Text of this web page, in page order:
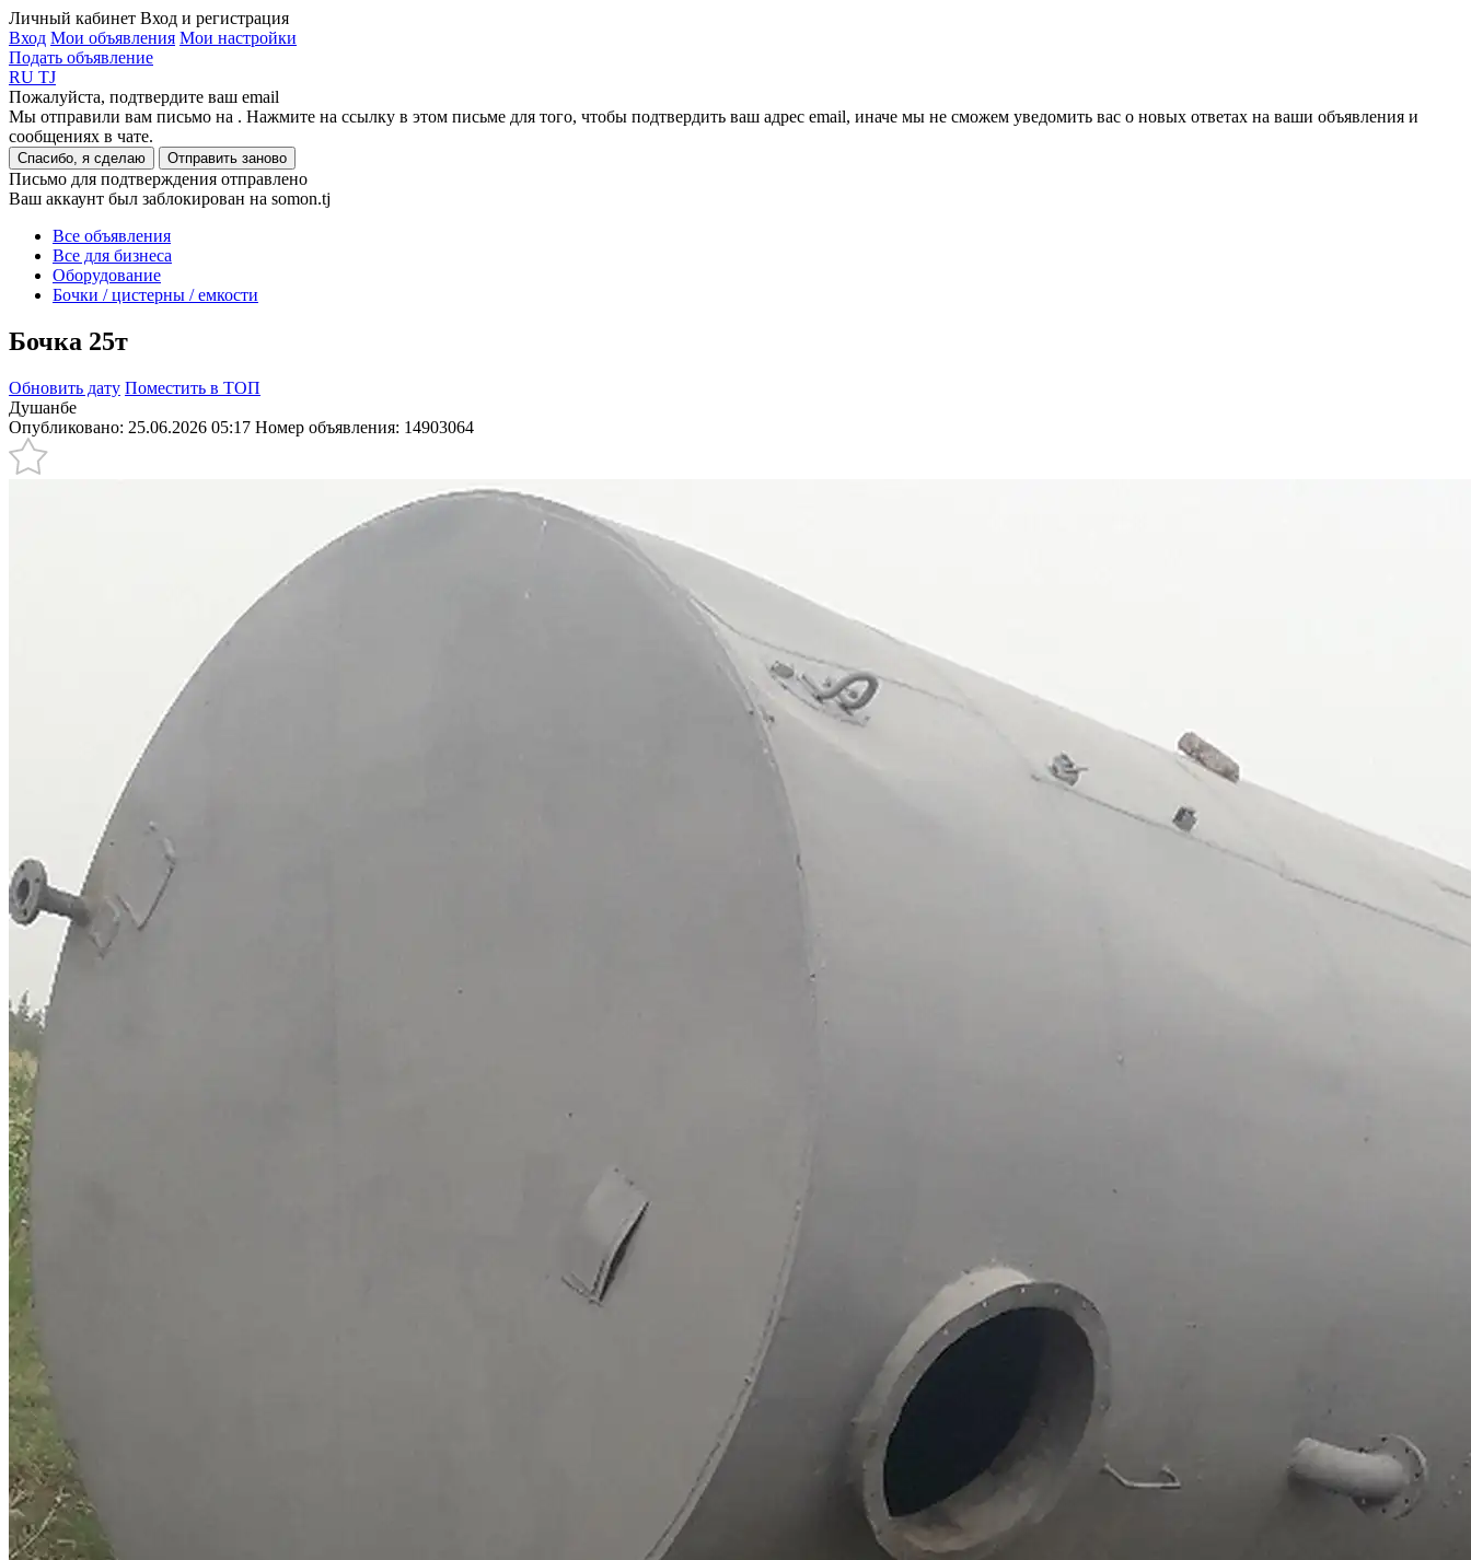
Личный кабинет Вход и регистрация
Вход Мои объявления Мои настройки
Подать объявление
RU TJ
Пожалуйста, подтвердите ваш email
Мы отправили вам письмо на . Нажмите на ссылку в этом письме для того, чтобы подтвердить ваш адрес email, иначе мы не сможем уведомить вас о новых ответах на ваши объявления и
сообщениях в чате.
Спасибо, я сделаю Отправить заново
Письмо для подтверждения отправлено
Ваш аккаунт был заблокирован на somon.tj
Все объявления
Все для бизнеса
Оборудование
Бочки / цистерны / емкости
Бочка 25т
Обновить дату Поместить в ТОП
Душанбе
Опубликовано: 25.06.2026 05:17 Номер объявления: 14903064